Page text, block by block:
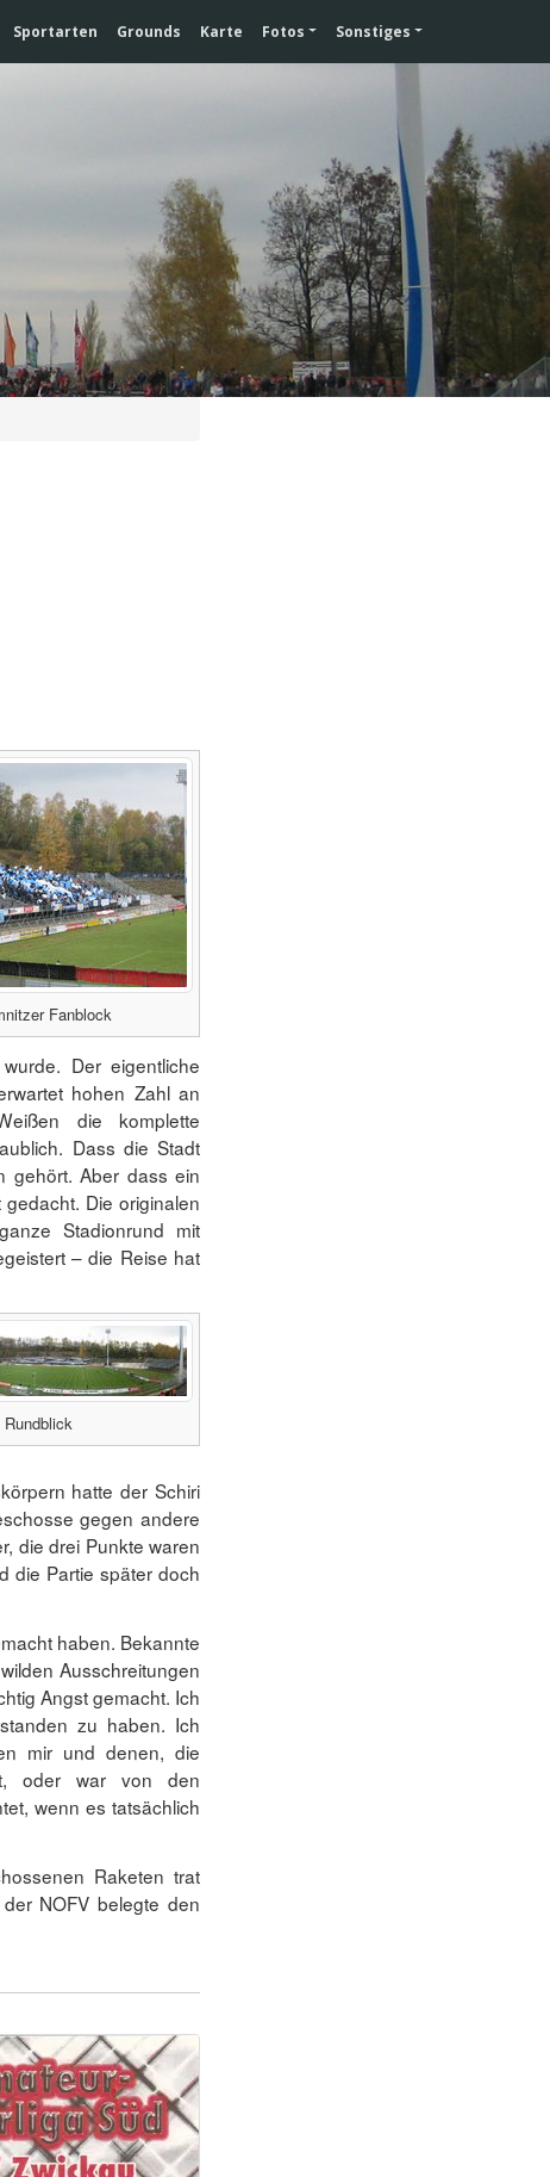
Sportarten Grounds Karte Fotos Sonstiges
Fanblock
Der eigentliche
hohen Zahl an
die komplette
Dass die Stadt
gehört. Aber dass ein
Die originalen
Stadionrund mit
– die Reise hat
Rundblick
hatte der Schiri
gegen andere
die drei Punkte waren
die Partie später doch
haben. Bekannte
Ausschreitungen
Angst gemacht. Ich
zu haben. Ich
mir und denen, die
oder war von den
wenn es tatsächlich
Raketen trat
NOFV belegte den